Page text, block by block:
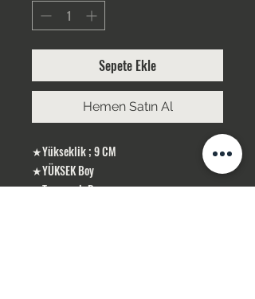
Sepete Ekle
Hemen Satın Al
★Yükseklik ; 9 CM
★YÜKSEK Boy
★Taş rengi; Beyaz